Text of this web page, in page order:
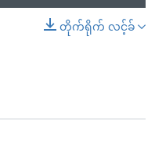
တိုက်ရိုက် လင့်ခ်